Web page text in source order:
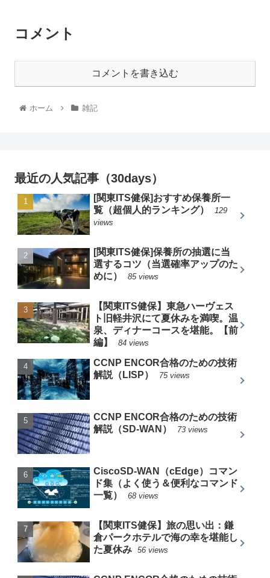
コメント
コメントを書き込む
ホーム 雑記
最近の人気記事（30days）
[関東ITS健保]おすすめ保養所一
覧（超個人的ランキング）
129
views
[関東ITS健保]保養所の抽選に当
選するコツ（当選確率アップのた
めに）
85 views
【関東ITS健保】東急ハーヴェス
ト旧軽井沢にて夏休みを満喫。温
泉、ディナーコースを堪能。【前
編】
84 views
CCNP ENCOR合格のための技術
解説（LISP）
75 views
CCNP ENCOR合格のための技術
解説（SD-WAN）
73 views
CiscoSD-WAN（cEdge）コマン
ド集（よく使う＆便利なコマンド
一覧）
68 views
【関東ITS健保】旅の思い出：鎌
倉パークホテルで海の幸を堪能し
た夏休み
56 views